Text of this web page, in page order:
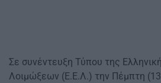
Σε συνέντευξη Τύπου της
Λοιμώξεων (Ε.Ε.Λ.) την Πέμπτη